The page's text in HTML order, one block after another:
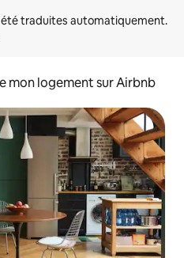
mon logement sur Airbnb